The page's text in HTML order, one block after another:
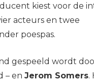
kiest voor de
acteurs en twee
poespas.
gespeeld wordt
– en Jerom Somers.